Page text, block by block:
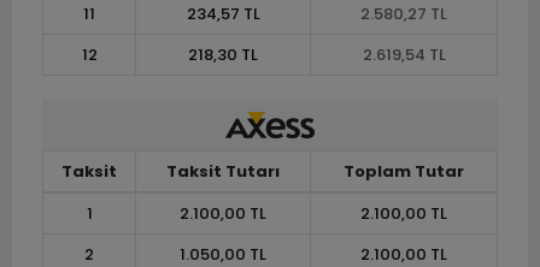
11
234,57 TL
2.580,27 TL
12
218,30 TL 2.619,54 TL
Taksit Taksit Tutarı
Toplam Tutar
1
2.100,00 TL
2.100,00 TL
2
1.050,00 TL
2.100,00 TL